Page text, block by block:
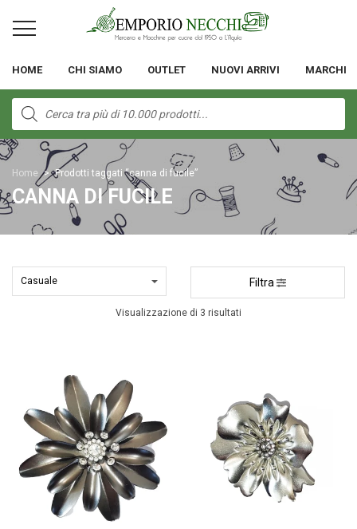
HOME CHI SIAMO OUTLET NUOVI ARRIVI MARCHI
Products
search
Home > Prodotti taggati “canna di fucile”
CANNA DI FUCILE
Filtra
Visualizzazione di 3 risultati